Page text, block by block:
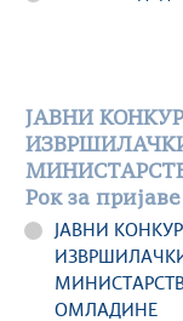
ЈАВНИ
Рок за
ЈАВНИ
ОМЛАДИНЕ